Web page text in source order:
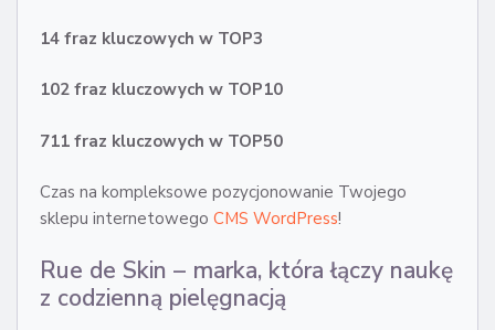
14 fraz kluczowych w TOP3
102 fraz kluczowych w TOP10
711 fraz kluczowych w TOP50
Czas na kompleksowe pozycjonowanie Twojego
sklepu internetowego CMS WordPress!
Rue de Skin – marka, która łączy naukę
z codzienną pielęgnacją